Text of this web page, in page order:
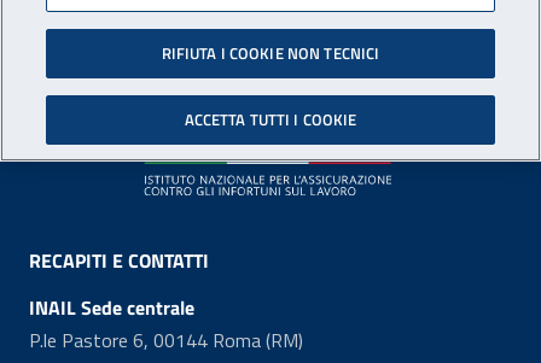
Footer
RECAPITI E CONTATTI
INAIL Sede centrale
P.le Pastore 6, 00144 Roma (RM)
RIFIUTA I COOKIE NON TECNICI
ACCETTA TUTTI I COOKIE